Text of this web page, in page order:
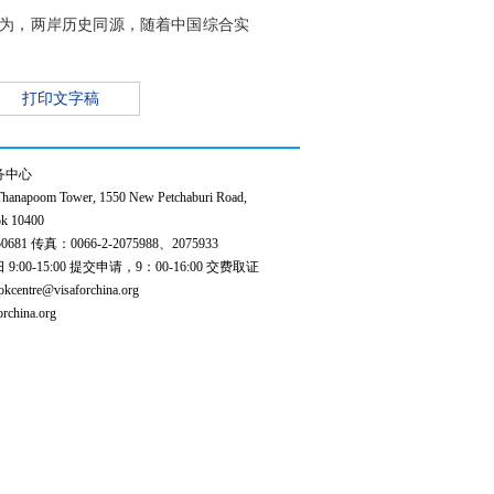
，两岸历史同源，随着中国综合实
打印文字稿
中心
Tower, 1550 New Petchaburi Road,
10400
传真：0066-2-2075988、2075933
9:00-15:00 提交申请，9：00-16:00 交费取证